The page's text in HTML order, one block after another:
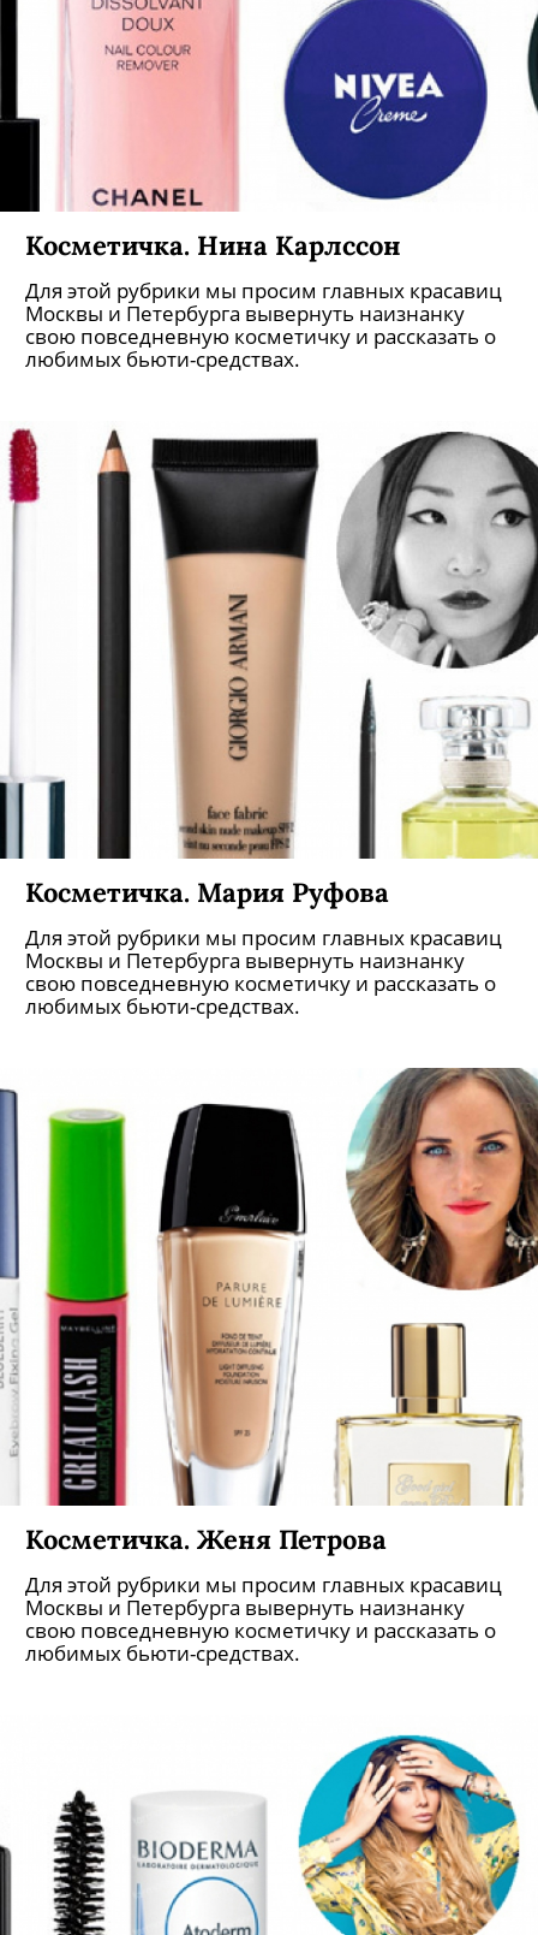
Косметичка. Нина Карлссон
Для этой рубрики мы просим главных красавиц
Москвы и Петербурга вывернуть наизнанку
свою повседневную косметичку и рассказать о
любимых бьюти-средствах.
Косметичка. Мария Руфова
Для этой рубрики мы просим главных красавиц
Москвы и Петербурга вывернуть наизнанку
свою повседневную косметичку и рассказать о
любимых бьюти-средствах.
Косметичка. Женя Петрова
Для этой рубрики мы просим главных красавиц
Москвы и Петербурга вывернуть наизнанку
свою повседневную косметичку и рассказать о
любимых бьюти-средствах.